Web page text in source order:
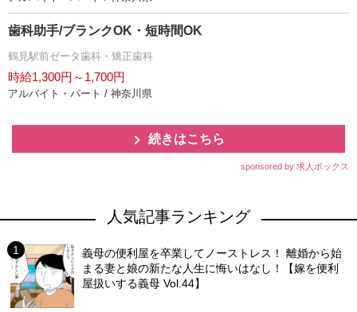
歯科助手/ブランクOK・短時間OK
鶴見駅前ゼータ歯科・矯正歯科
時給1,300円～1,700円
アルバイト・パート / 神奈川県
続きはこちら
sponsored by 求人ボックス
人気記事ランキング
義母の便利屋を卒業してノーストレス！ 離婚から始
まる妻と娘の新たな人生に悔いはなし！【嫁を便利
屋扱いする義母 Vol.44】